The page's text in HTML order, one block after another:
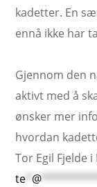
kadetter. En
ennå ikke har
Gjennom den
aktivt med å
ønsker mer
hvordan
Tor Egil Fjelde
te* @